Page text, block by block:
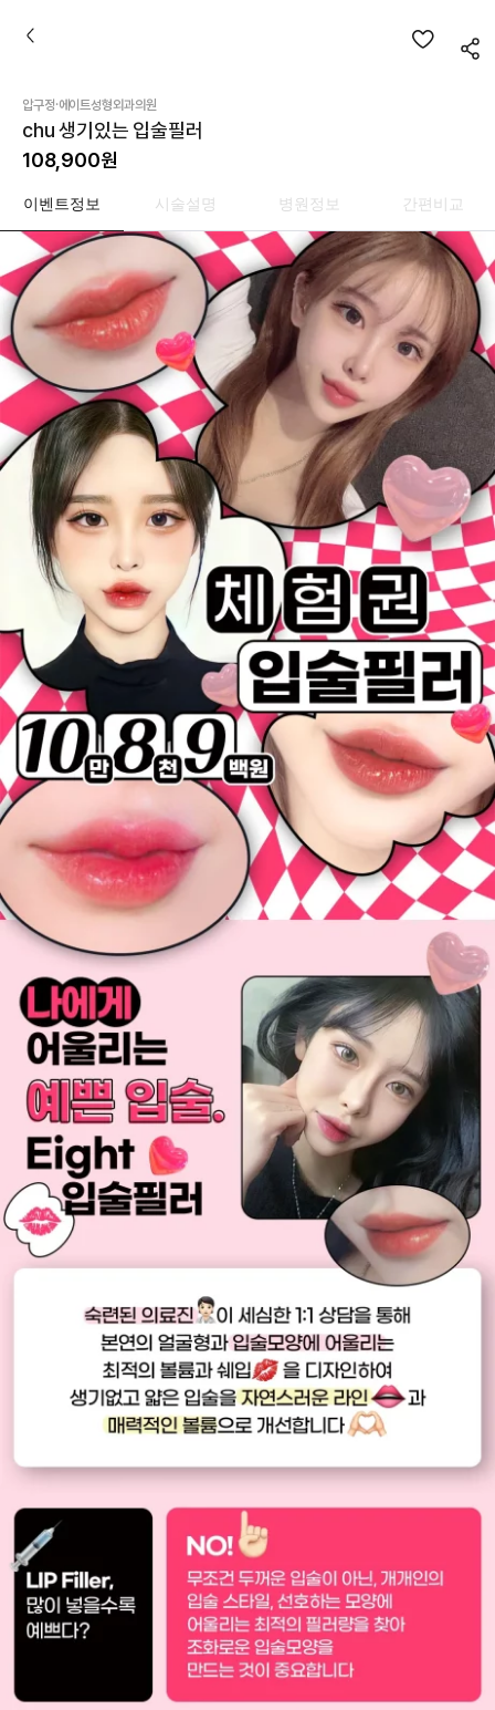
압구정·에이트성형외과의원
chu 생기있는 입술필러
108,900원
이벤트정보 시술설명 병원정보 간편비교